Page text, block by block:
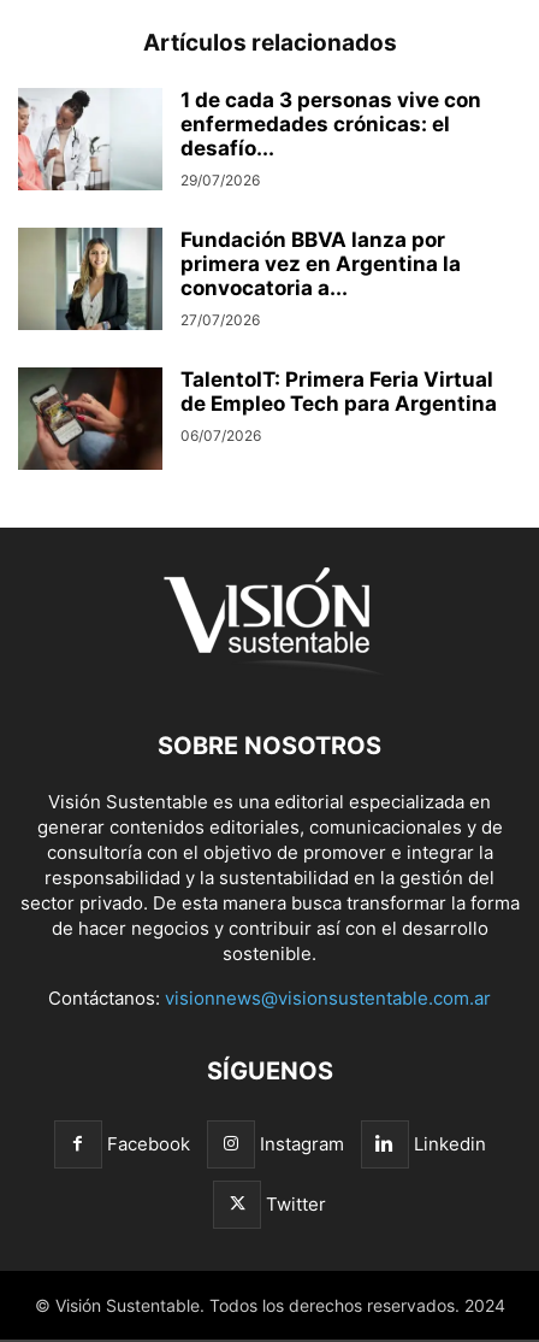
Artículos relacionados
1 de cada 3 personas vive con
enfermedades crónicas: el
desafío...
29/07/2026
Fundación BBVA lanza por
primera vez en Argentina la
convocatoria a...
27/07/2026
TalentoIT: Primera Feria Virtual
de Empleo Tech para Argentina
06/07/2026
SOBRE NOSOTROS
Visión Sustentable es una editorial especializada en
generar contenidos editoriales, comunicacionales y de
consultoría con el objetivo de promover e integrar la
responsabilidad y la sustentabilidad en la gestión del
sector privado. De esta manera busca transformar la forma
de hacer negocios y contribuir así con el desarrollo
sostenible.
Contáctanos: visionnews@visionsustentable.com.ar
SÍGUENOS
Facebook Instagram Linkedin
Twitter
© Visión Sustentable. Todos los derechos reservados. 2024